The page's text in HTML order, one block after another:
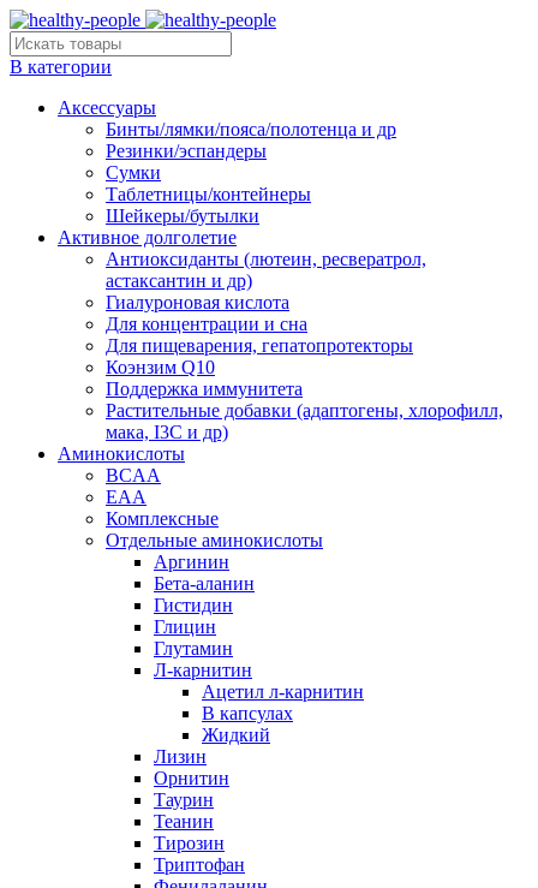
В категории
Аксессуары
Бинты/лямки/пояса/полотенца и др
Резинки/эспандеры
Сумки
Таблетницы/контейнеры
Шейкеры/бутылки
Активное долголетие
Антиоксиданты (лютеин, ресвератрол,
астаксантин и др)
Гиалуроновая кислота
Для концентрации и сна
Для пищеварения, гепатопротекторы
Коэнзим Q10
Поддержка иммунитета
Растительные добавки (адаптогены, хлорофилл,
мака, I3C и др)
Аминокислоты
BCAA
EAA
Комплексные
Отдельные аминокислоты
Аргинин
Бета-аланин
Гистидин
Глицин
Глутамин
Л-карнитин
Ацетил л-карнитин
В капсулах
Жидкий
Лизин
Орнитин
Таурин
Теанин
Тирозин
Триптофан